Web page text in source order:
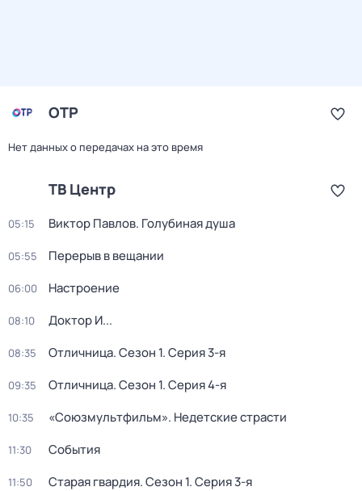
ОТР
Нет данных о передачах на это время
ТВ Центр
05:15 Виктор Павлов. Голубиная душа
05:55 Перерыв в вещании
06:00 Настроение
08:10 Доктор И...
08:35 Отличница. Сезон 1. Серия 3-я
09:35 Отличница. Сезон 1. Серия 4-я
10:35 «Союзмультфильм». Недетские страсти
11:30 События
11:50 Старая гвардия. Сезон 1. Серия 3-я